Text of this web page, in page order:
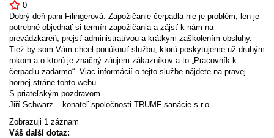
0
Dobrý deň pani Filingerová. Zapožičanie čerpadla nie je problém, len je
potrebné objednať si termín zapožičania a zájsť k nám na
prevádzkareň, prejsť administratívou a krátkym zaškolením obsluhy.
Tiež by som Vám chcel ponúknuť službu, ktorú poskytujeme už druhým
rokom a o ktorú je značný záujem zákazníkov a to „Pracovník k
čerpadlu zadarmo“. Viac informácií o tejto službe nájdete na pravej
hornej stráne tohto webu.
S priateľským pozdravom
Jiří Schwarz – konateľ spoločnosti TRUMF sanácie s.r.o.
Zobrazuji 1 záznam
Váš další dotaz: